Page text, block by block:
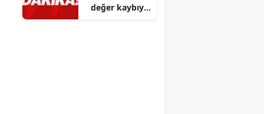
tavsiyeler
değer kaybıyla